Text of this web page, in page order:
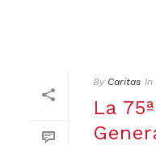
By Caritas In
La